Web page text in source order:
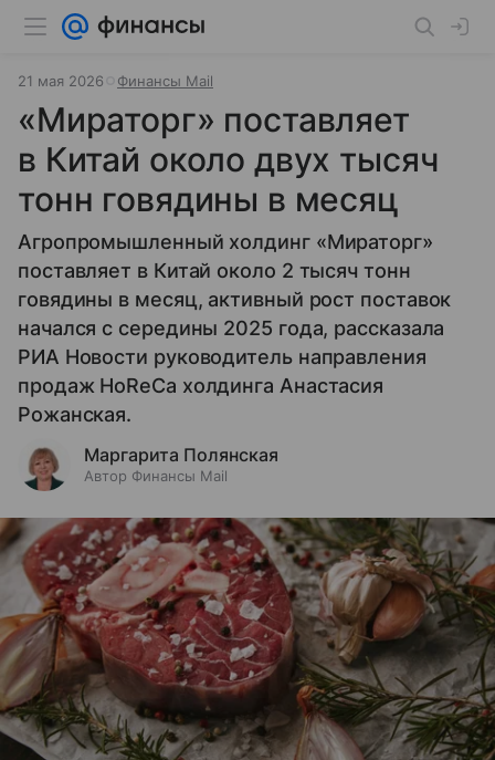
21 мая 2026 Финансы Mail
«Мираторг» поставляет
в Китай около двух тысяч
тонн говядины в месяц
Агропромышленный холдинг «Мираторг»
поставляет в Китай около 2 тысяч тонн
говядины в месяц, активный рост поставок
начался с середины 2025 года, рассказала
РИА Новости руководитель направления
продаж HoReCa холдинга Анастасия
Рожанская.
Маргарита Полянская
Автор Финансы Mail